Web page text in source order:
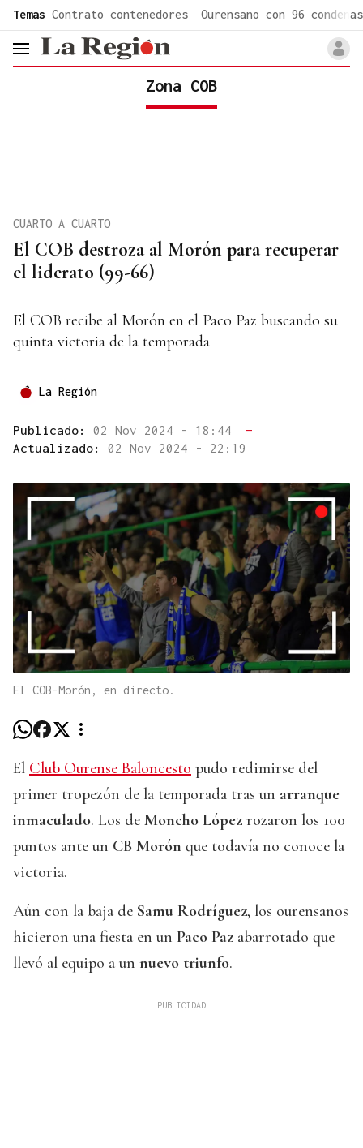
Temas Contrato contenedores Ourensano con 96 condenas
header.menu.open
Zona COB
El COB destroza al Morón para recuperar
el liderato (99-66)
CUARTO A CUARTO
El COB recibe al Morón en el Paco Paz buscando su
quinta victoria de la temporada
La Región
Publicado: 02 Nov 2024 - 18:44
—
Actualizado: 02 Nov 2024 - 22:19
El COB-Morón, en directo.
El Club Ourense Baloncesto pudo redimirse del
primer tropezón de la temporada tras un arranque
inmaculado. Los de Moncho López rozaron los 100
puntos ante un CB Morón que todavía no conoce la
victoria.
Aún con la baja de Samu Rodríguez, los ourensanos
hicieron una fiesta en un Paco Paz abarrotado que
llevó al equipo a un nuevo triunfo.